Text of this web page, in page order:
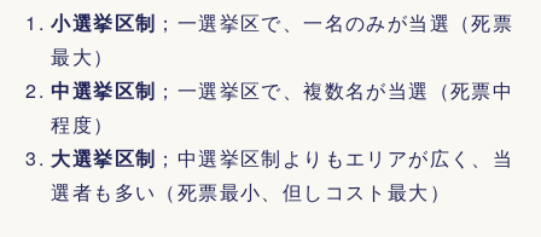
小選挙区制 ；一選挙区で、一名のみが当選（死票
最大）
中選挙区制 ；一選挙区で、複数名が当選（死票中
程度）
大選挙区制 ；中選挙区制よりもエリアが広く、当
選者も多い（死票最小、但しコスト最大）